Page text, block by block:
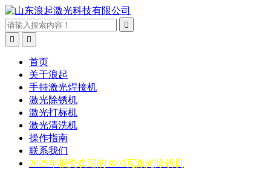



首页
关于浪起
手持激光焊接机
激光除锈机
激光打标机
激光清洗机
操作指南
联系我们
2025年很受欢迎的3000瓦激光除锈机